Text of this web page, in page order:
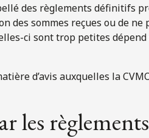
des règlements définitifs
des sommes reçues ou de
ci sont trop petites
d’avis auxquelles la
les